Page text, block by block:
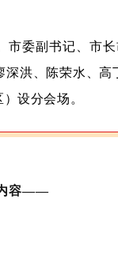
市委副书记、市
洪、陈荣水、
设分会场。
内容——